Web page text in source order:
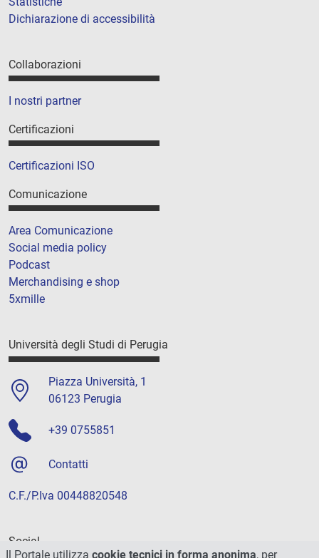
Dichiarazione di accessibilità
Collaborazioni
I nostri partner
Certificazioni
Certificazioni ISO
Comunicazione
Area Comunicazione
Social media policy
Podcast
Merchandising e shop
5xmille
Università degli Studi di Perugia
Piazza Università, 1
06123 Perugia
+39 0755851
Contatti
C.F./P.Iva 00448820548
Social
Il Portale utilizza cookie tecnici in forma anonima, per